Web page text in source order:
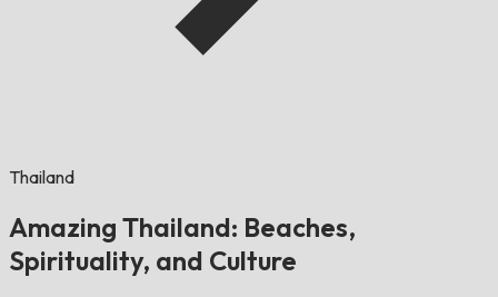
Thailand
Amazing Thailand: Beaches,
Spirituality, and Culture